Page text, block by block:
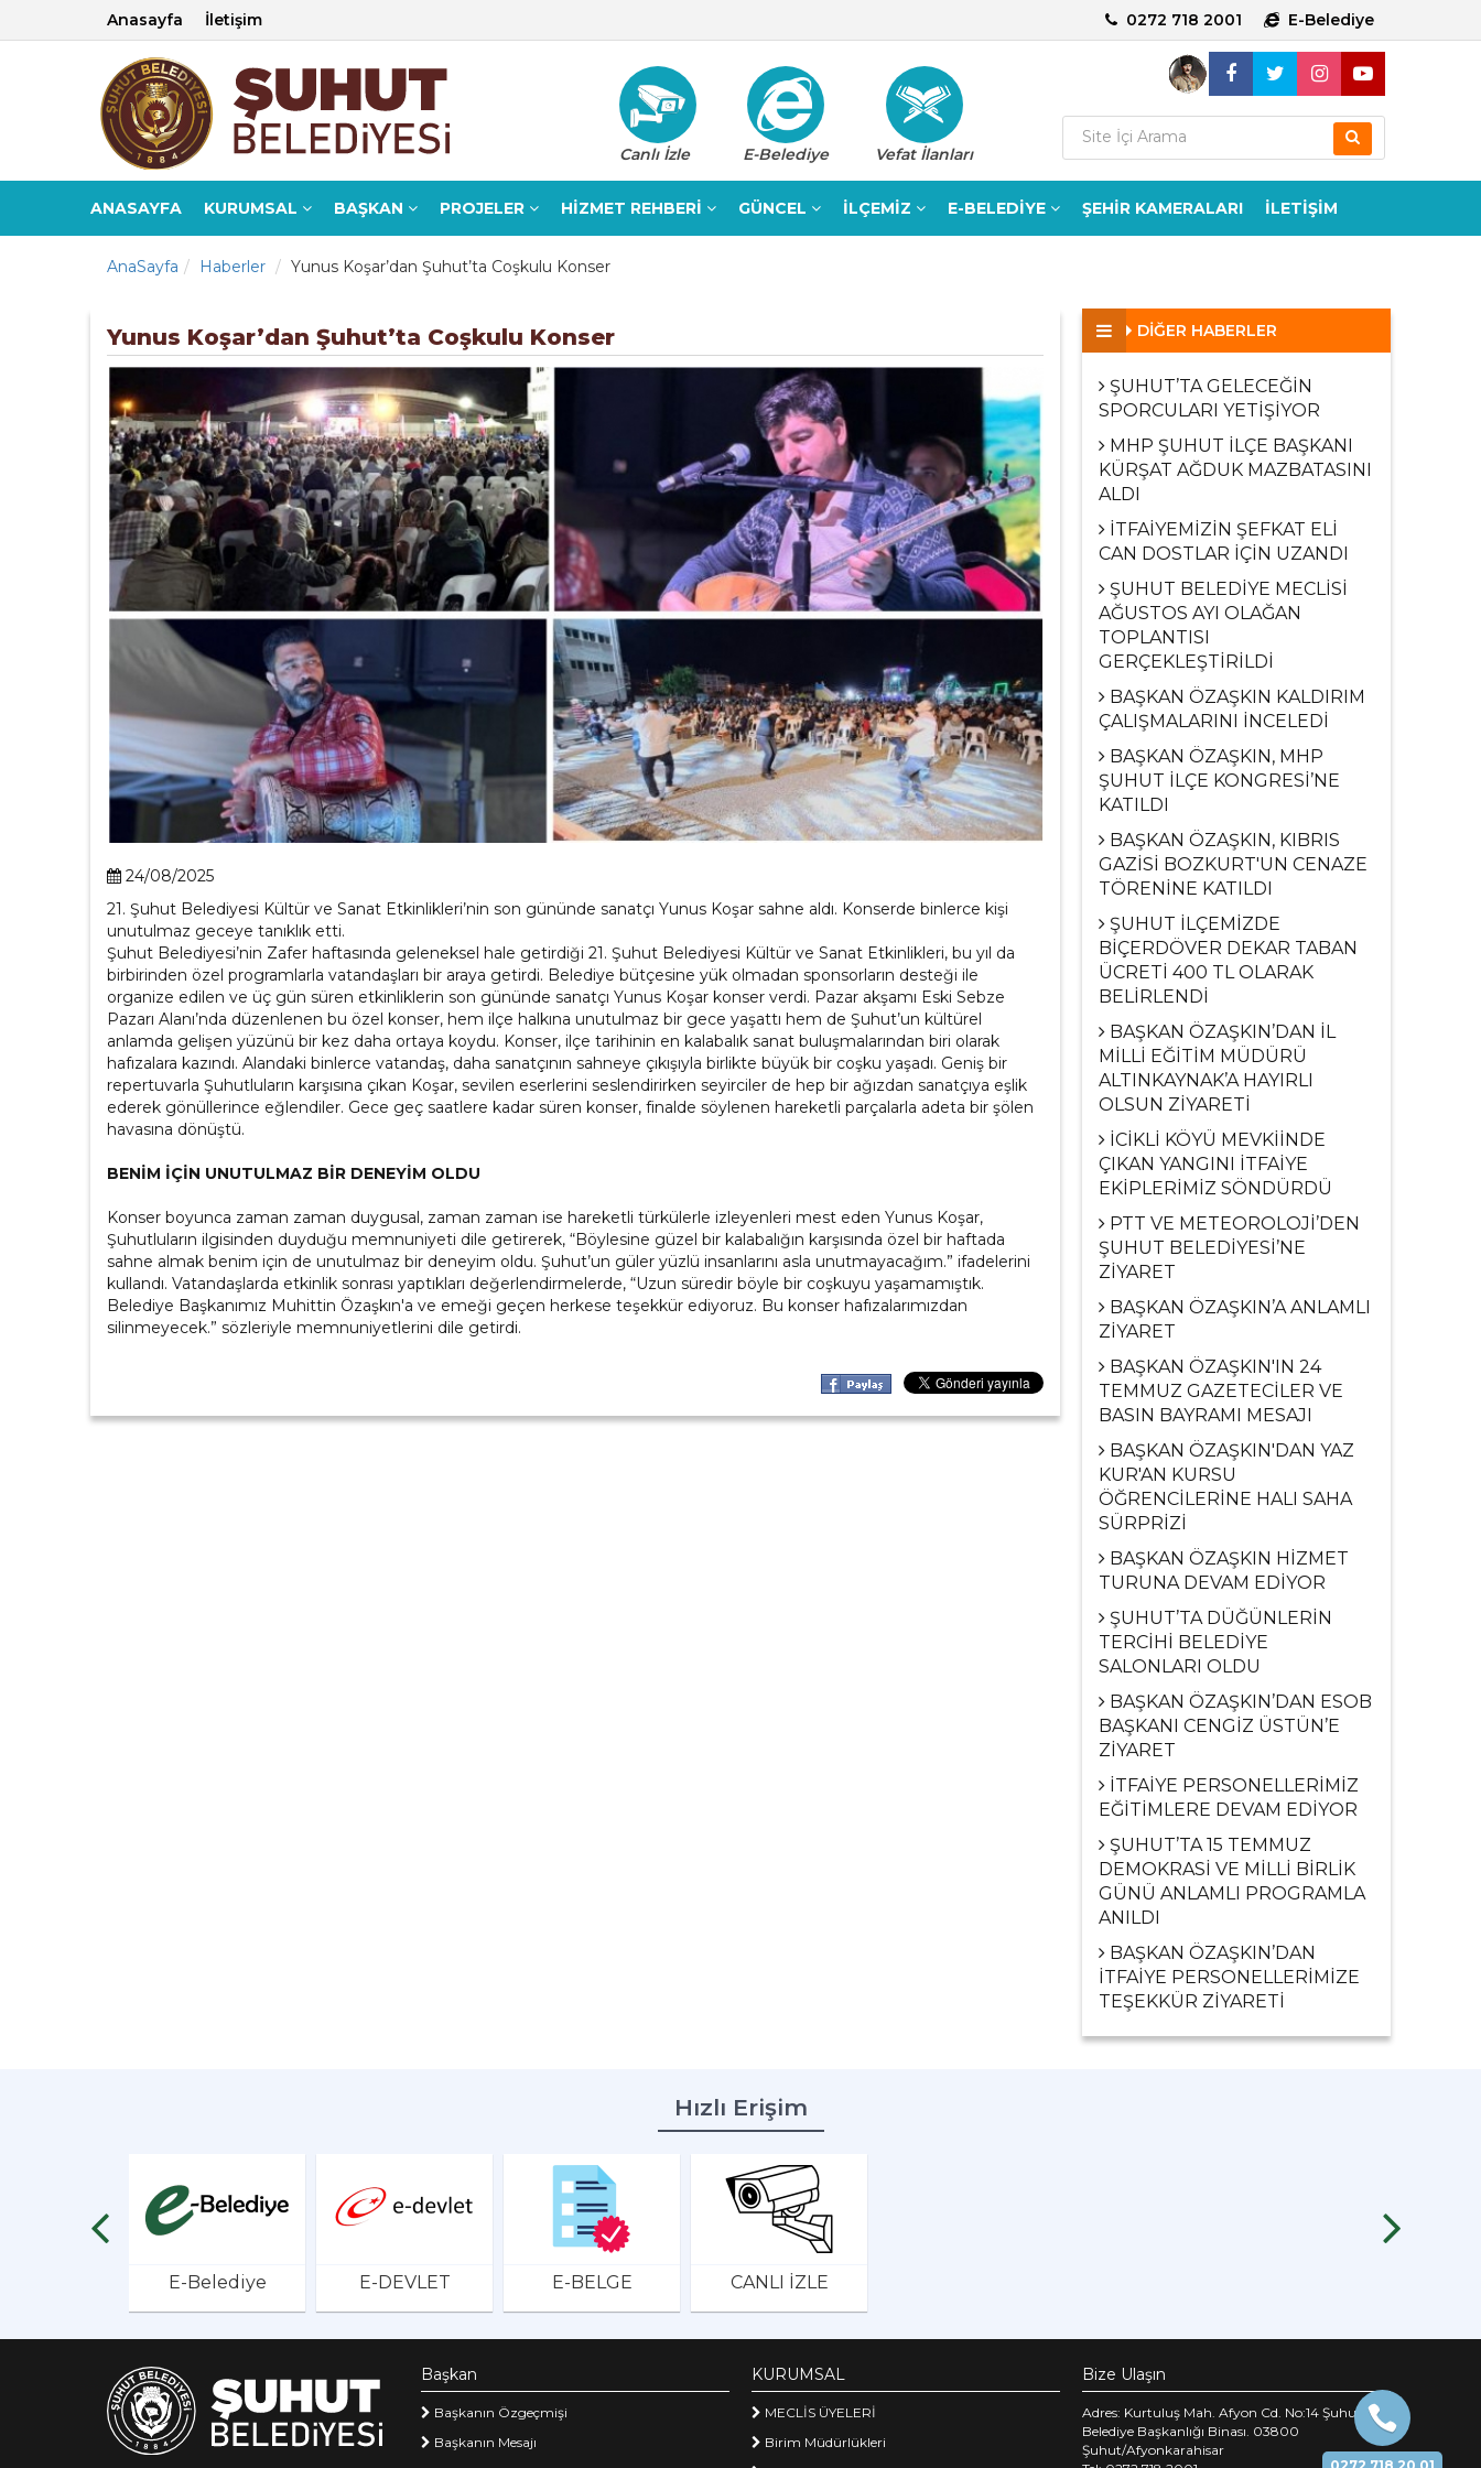
Anasayfa İletişim 0272 718 2001 E-Belediye
Canlı İzle E-Belediye Vefat İlanları
ANASAYFA KURUMSAL BAŞKAN PROJELER HİZMET REHBERİ GÜNCEL İLÇEMİZ E-BELEDİYE ŞEHİR KAMERALARI İLETİŞİM
AnaSayfa Haberler Yunus Koşar’dan Şuhut’ta Coşkulu Konser
Yunus Koşar’dan Şuhut’ta Coşkulu Konser
24/08/2025
21. Şuhut Belediyesi Kültür ve Sanat Etkinlikleri’nin son gününde sanatçı Yunus Koşar sahne aldı. Konserde binlerce kişi
unutulmaz geceye tanıklık etti.
Şuhut Belediyesi’nin Zafer haftasında geleneksel hale getirdiği 21. Şuhut Belediyesi Kültür ve Sanat Etkinlikleri, bu yıl da
birbirinden özel programlarla vatandaşları bir araya getirdi. Belediye bütçesine yük olmadan sponsorların desteği ile
organize edilen ve üç gün süren etkinliklerin son gününde sanatçı Yunus Koşar konser verdi. Pazar akşamı Eski Sebze
Pazarı Alanı’nda düzenlenen bu özel konser, hem ilçe halkına unutulmaz bir gece yaşattı hem de Şuhut’un kültürel
anlamda gelişen yüzünü bir kez daha ortaya koydu. Konser, ilçe tarihinin en kalabalık sanat buluşmalarından biri olarak
hafızalara kazındı. Alandaki binlerce vatandaş, daha sanatçının sahneye çıkışıyla birlikte büyük bir coşku yaşadı. Geniş bir
repertuvarla Şuhutluların karşısına çıkan Koşar, sevilen eserlerini seslendirirken seyirciler de hep bir ağızdan sanatçıya eşlik
ederek gönüllerince eğlendiler. Gece geç saatlere kadar süren konser, finalde söylenen hareketli parçalarla adeta bir şölen
havasına dönüştü.
BENİM İÇİN UNUTULMAZ BİR DENEYİM OLDU
Konser boyunca zaman zaman duygusal, zaman zaman ise hareketli türkülerle izleyenleri mest eden Yunus Koşar,
Şuhutluların ilgisinden duyduğu memnuniyeti dile getirerek, “Böylesine güzel bir kalabalığın karşısında özel bir haftada
sahne almak benim için de unutulmaz bir deneyim oldu. Şuhut’un güler yüzlü insanlarını asla unutmayacağım.” ifadelerini
kullandı. Vatandaşlarda etkinlik sonrası yaptıkları değerlendirmelerde, “Uzun süredir böyle bir coşkuyu yaşamamıştık.
Belediye Başkanımız Muhittin Özaşkın'a ve emeği geçen herkese teşekkür ediyoruz. Bu konser hafızalarımızdan
silinmeyecek.” sözleriyle memnuniyetlerini dile getirdi.
DİĞER HABERLER
ŞUHUT’TA GELECEĞİN
SPORCULARI YETİŞİYOR
MHP ŞUHUT İLÇE BAŞKANI
KÜRŞAT AĞDUK MAZBATASINI
ALDI
İTFAİYEMİZİN ŞEFKAT ELİ
CAN DOSTLAR İÇİN UZANDI
ŞUHUT BELEDİYE MECLİSİ
AĞUSTOS AYI OLAĞAN
TOPLANTISI
GERÇEKLEŞTİRİLDİ
BAŞKAN ÖZAŞKIN KALDIRIM
ÇALIŞMALARINI İNCELEDİ
BAŞKAN ÖZAŞKIN, MHP
ŞUHUT İLÇE KONGRESİ’NE
KATILDI
BAŞKAN ÖZAŞKIN, KIBRIS
GAZİSİ BOZKURT'UN CENAZE
TÖRENİNE KATILDI
ŞUHUT İLÇEMİZDE
BİÇERDÖVER DEKAR TABAN
ÜCRETİ 400 TL OLARAK
BELİRLENDİ
BAŞKAN ÖZAŞKIN’DAN İL
MİLLİ EĞİTİM MÜDÜRÜ
ALTINKAYNAK’A HAYIRLI
OLSUN ZİYARETİ
İCİKLİ KÖYÜ MEVKİİNDE
ÇIKAN YANGINI İTFAİYE
EKİPLERİMİZ SÖNDÜRDÜ
PTT VE METEOROLOJİ’DEN
ŞUHUT BELEDİYESİ’NE
ZİYARET
BAŞKAN ÖZAŞKIN’A ANLAMLI
ZİYARET
BAŞKAN ÖZAŞKIN'IN 24
TEMMUZ GAZETECİLER VE
BASIN BAYRAMI MESAJI
BAŞKAN ÖZAŞKIN'DAN YAZ
KUR'AN KURSU
ÖĞRENCİLERİNE HALI SAHA
SÜRPRİZİ
BAŞKAN ÖZAŞKIN HİZMET
TURUNA DEVAM EDİYOR
ŞUHUT’TA DÜĞÜNLERİN
TERCİHİ BELEDİYE
SALONLARI OLDU
BAŞKAN ÖZAŞKIN’DAN ESOB
BAŞKANI CENGİZ ÜSTÜN’E
ZİYARET
İTFAİYE PERSONELLERİMİZ
EĞİTİMLERE DEVAM EDİYOR
ŞUHUT’TA 15 TEMMUZ
DEMOKRASİ VE MİLLİ BİRLİK
GÜNÜ ANLAMLI PROGRAMLA
ANILDI
BAŞKAN ÖZAŞKIN’DAN
İTFAİYE PERSONELLERİMİZE
TEŞEKKÜR ZİYARETİ
Hızlı Erişim
E-Belediye E-DEVLET E-BELGE CANLI İZLE
Başkan
Başkanın Özgeçmişi
Başkanın Mesajı
KURUMSAL
MECLİS ÜYELERİ
Birim Müdürlükleri
Bize Ulaşın
Adres: Kurtuluş Mah. Afyon Cd. No:14 Şuhut
Belediye Başkanlığı Binası. 03800
Şuhut/Afyonkarahisar